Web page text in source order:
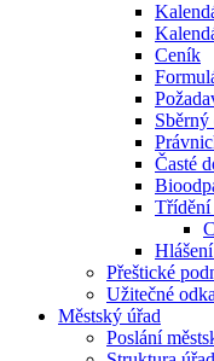
Ceník
Časté
Třídění
Přeštické
Užitečné
Městský úřad
Poslání